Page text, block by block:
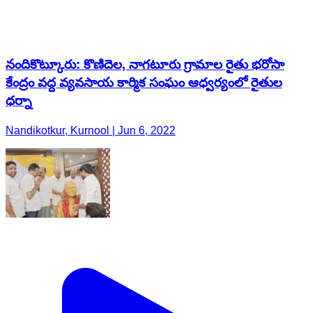
నందికొట్కూరు: కొణిదెల, నాగటూరు గ్రామాల రైతు భరోసా
కేంద్రం వద్ద వ్యవసాయ కార్మిక సంఘం ఆధ్వర్యంలో రైతుల
ధర్నా
Nandikotkur, Kurnool | Jun 6, 2022